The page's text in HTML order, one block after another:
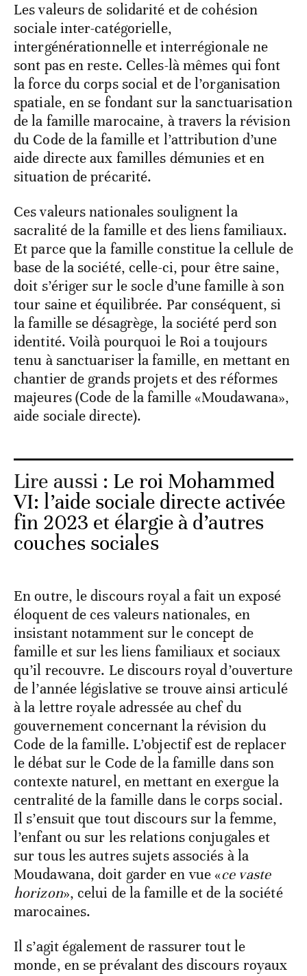
Les valeurs de solidarité et de cohésion
sociale inter-catégorielle,
intergénérationnelle et interrégionale ne
sont pas en reste. Celles-là mêmes qui font
la force du corps social et de l’organisation
spatiale, en se fondant sur la sanctuarisation
de la famille marocaine, à travers la révision
du Code de la famille et l’attribution d’une
aide directe aux familles démunies et en
situation de précarité.
Ces valeurs nationales soulignent la
sacralité de la famille et des liens familiaux.
Et parce que la famille constitue la cellule de
base de la société, celle-ci, pour être saine,
doit s’ériger sur le socle d’une famille à son
tour saine et équilibrée. Par conséquent, si
la famille se désagrège, la société perd son
identité. Voilà pourquoi le Roi a toujours
tenu à sanctuariser la famille, en mettant en
chantier de grands projets et des réformes
majeures (Code de la famille «Moudawana»,
aide sociale directe).
Lire aussi : Le roi Mohammed
VI: l’aide sociale directe activée
fin 2023 et élargie à d’autres
couches sociales
En outre, le discours royal a fait un exposé
éloquent de ces valeurs nationales, en
insistant notamment sur le concept de
famille et sur les liens familiaux et sociaux
qu’il recouvre. Le discours royal d’ouverture
de l’année législative se trouve ainsi articulé
à la lettre royale adressée au chef du
gouvernement concernant la révision du
Code de la famille. L’objectif est de replacer
le débat sur le Code de la famille dans son
contexte naturel, en mettant en exergue la
centralité de la famille dans le corps social.
Il s’ensuit que tout discours sur la femme,
l’enfant ou sur les relations conjugales et
sur tous les autres sujets associés à la
Moudawana, doit garder en vue «ce vaste
horizon», celui de la famille et de la société
marocaines.
Il s’agit également de rassurer tout le
monde, en se prévalant des discours royaux